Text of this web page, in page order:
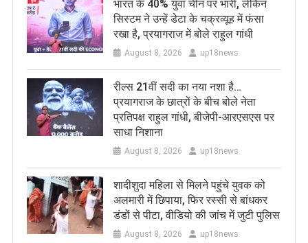
भारत के 40% युवा चीन पर भारी, लेकिन
सिस्टम ने उन्हें डेटा के चक्रव्यूह में फंसा
रखा है, प्रयागराज में बोले राहुल गांधी
August 8, 2026 up18news
रील्स 21वीं सदी का नया नशा है…
प्रयागराज के छात्रों के बीच बोले नेता
प्रतिपक्ष राहुल गांधी, बीजेपी-आरएसएस पर
साधा निशाना
August 8, 2026 up18news
शादीशुदा महिला से मिलने पहुंचे युवक को
अलमारी में छिपाया, फिर रस्सी से बांधकर
डंडों से पीटा, वीडियो की जांच में जुटी पुलिस
August 8, 2026 up18news